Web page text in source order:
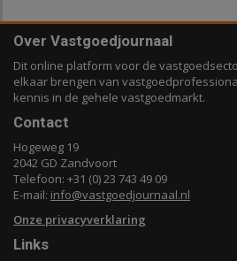
Over Vastgoedjournaal
Dit online platform voor de
elkaar brengen van
kennis in de gehele vastgoedmarkt.
Contact
Hogeweg 19
2042 GD Zandvoort
Telefoon: +31 (0) 23 743 49 09
E-mail: info@vastgoedjournaal.nl
Onze privacyverklaring
Links